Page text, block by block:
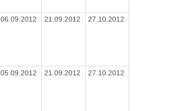
06.09.2012 21.09.2012 27.10.2012
05.09.2012 21.09.2012 27.10.2012